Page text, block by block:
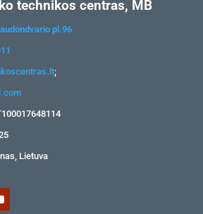
technikos centras, MB
pl.96
;
Lietuva